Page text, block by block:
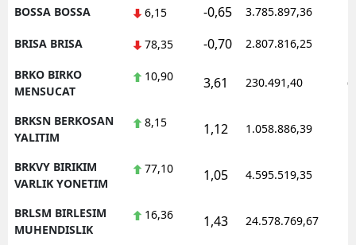
BOSSA BOSSA 6,15 -0,65 3.785.897,36
BRISA BRISA 78,35 -0,70 2.807.816,25
BRKO BIRKO
MENSUCAT
10,90 3,61 230.491,40
BRKSN BERKOSAN
YALITIM
8,15 1,12 1.058.886,39
BRKVY BIRIKIM
VARLIK YONETIM
77,10 1,05 4.595.519,35
BRLSM BIRLESIM
MUHENDISLIK
16,36 1,43 24.578.769,67